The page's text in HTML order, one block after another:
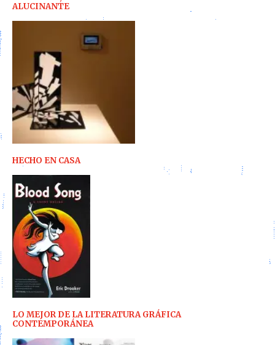
ALUCINANTE
HECHO EN CASA
LO MEJOR DE LA LITERATURA GRÁFICA
CONTEMPORÁNEA